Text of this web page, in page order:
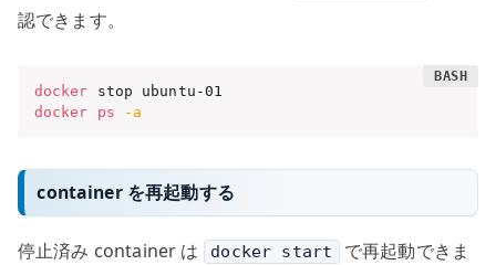
認できます。
docker
docker
ps -a
container を再起動する
停止済み container は docker start
で再起動できま